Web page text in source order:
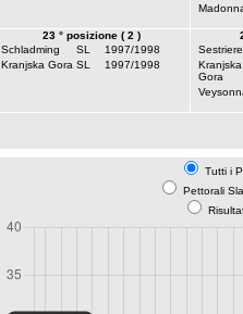
23 ° posizione ( 2 )
Schladming
SL
1997/1998
Kranjska Gora SL 1997/1998
Sestriere
Kranjska
Gora
Tutti i
Pettorali